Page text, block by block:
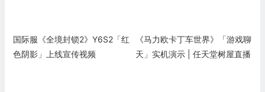
国际服《全境封锁2》Y6S2「红
色阴影」上线宣传视频
《马力欧卡丁车世界》「游戏聊
天」实机演示 | 任天堂树屋直播